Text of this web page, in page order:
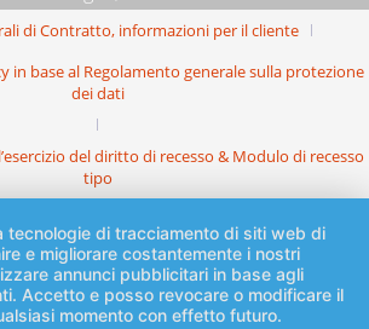
di Contratto, informazioni per il cliente
in base al Regolamento generale sulla protezione
dei dati
del diritto di recesso & Modulo di recesso
tipo
tecnologie di tracciamento di siti web di
e migliorare costantemente i nostri
annunci pubblicitari in base agli
Accetto e posso revocare o modificare il
momento con effetto futuro.